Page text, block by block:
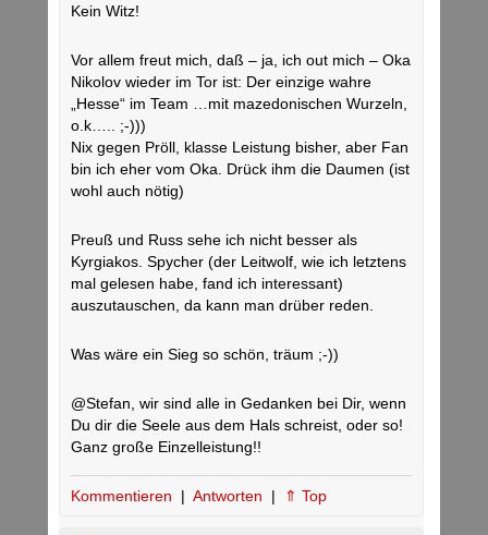
Kein Witz!
Vor allem freut mich, daß – ja, ich out mich – Oka
Nikolov wieder im Tor ist: Der einzige wahre
„Hesse“ im Team …mit mazedonischen Wurzeln,
o.k….. ;-)))
Nix gegen Pröll, klasse Leistung bisher, aber Fan
bin ich eher vom Oka. Drück ihm die Daumen (ist
wohl auch nötig)
Preuß und Russ sehe ich nicht besser als
Kyrgiakos. Spycher (der Leitwolf, wie ich letztens
mal gelesen habe, fand ich interessant)
auszutauschen, da kann man drüber reden.
Was wäre ein Sieg so schön, träum ;-))
@Stefan, wir sind alle in Gedanken bei Dir, wenn
Du dir die Seele aus dem Hals schreist, oder so!
Ganz große Einzelleistung!!
Kommentieren | Antworten | ⇑ Top